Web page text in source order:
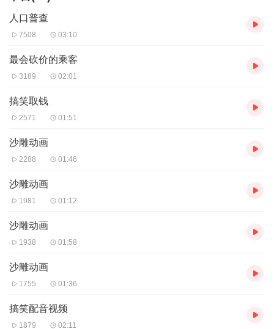
人口普查
7508 03:10
最会砍价的乘客
3189 02:01
搞笑取钱
2571 01:51
沙雕动画
2288 01:46
沙雕动画
1981 01:12
沙雕动画
1938 01:58
沙雕动画
1755 01:36
搞笑配音视频
1879 02:11